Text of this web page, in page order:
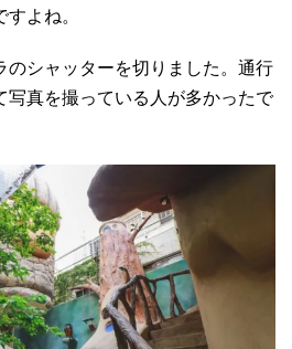
よね。
のシャッターを切りました。通行
写真を撮っている人が多かったで